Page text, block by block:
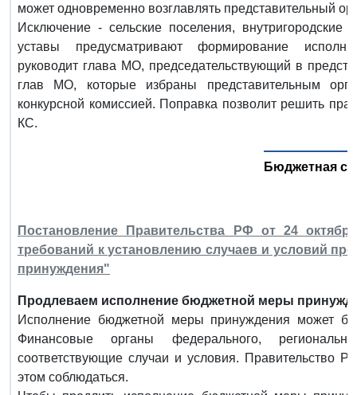
может одновременно возглавлять представительный
Исключение - сельские поселения,
уставы предусматривают формирование
руководит глава МО, председательствующий в
глав МО, которые избраны представительным
конкурсной комиссией. Поправка позволит решить
КС.
Бюджетная
Постановление Правительства РФ от 24
требований к установлению случаев и условий
принуждения"
Продлеваем исполнение бюджетной меры
Исполнение бюджетной меры принуждения может
Финансовые органы федерального,
соответствующие случаи и условия. Правительство
этом соблюдаться.